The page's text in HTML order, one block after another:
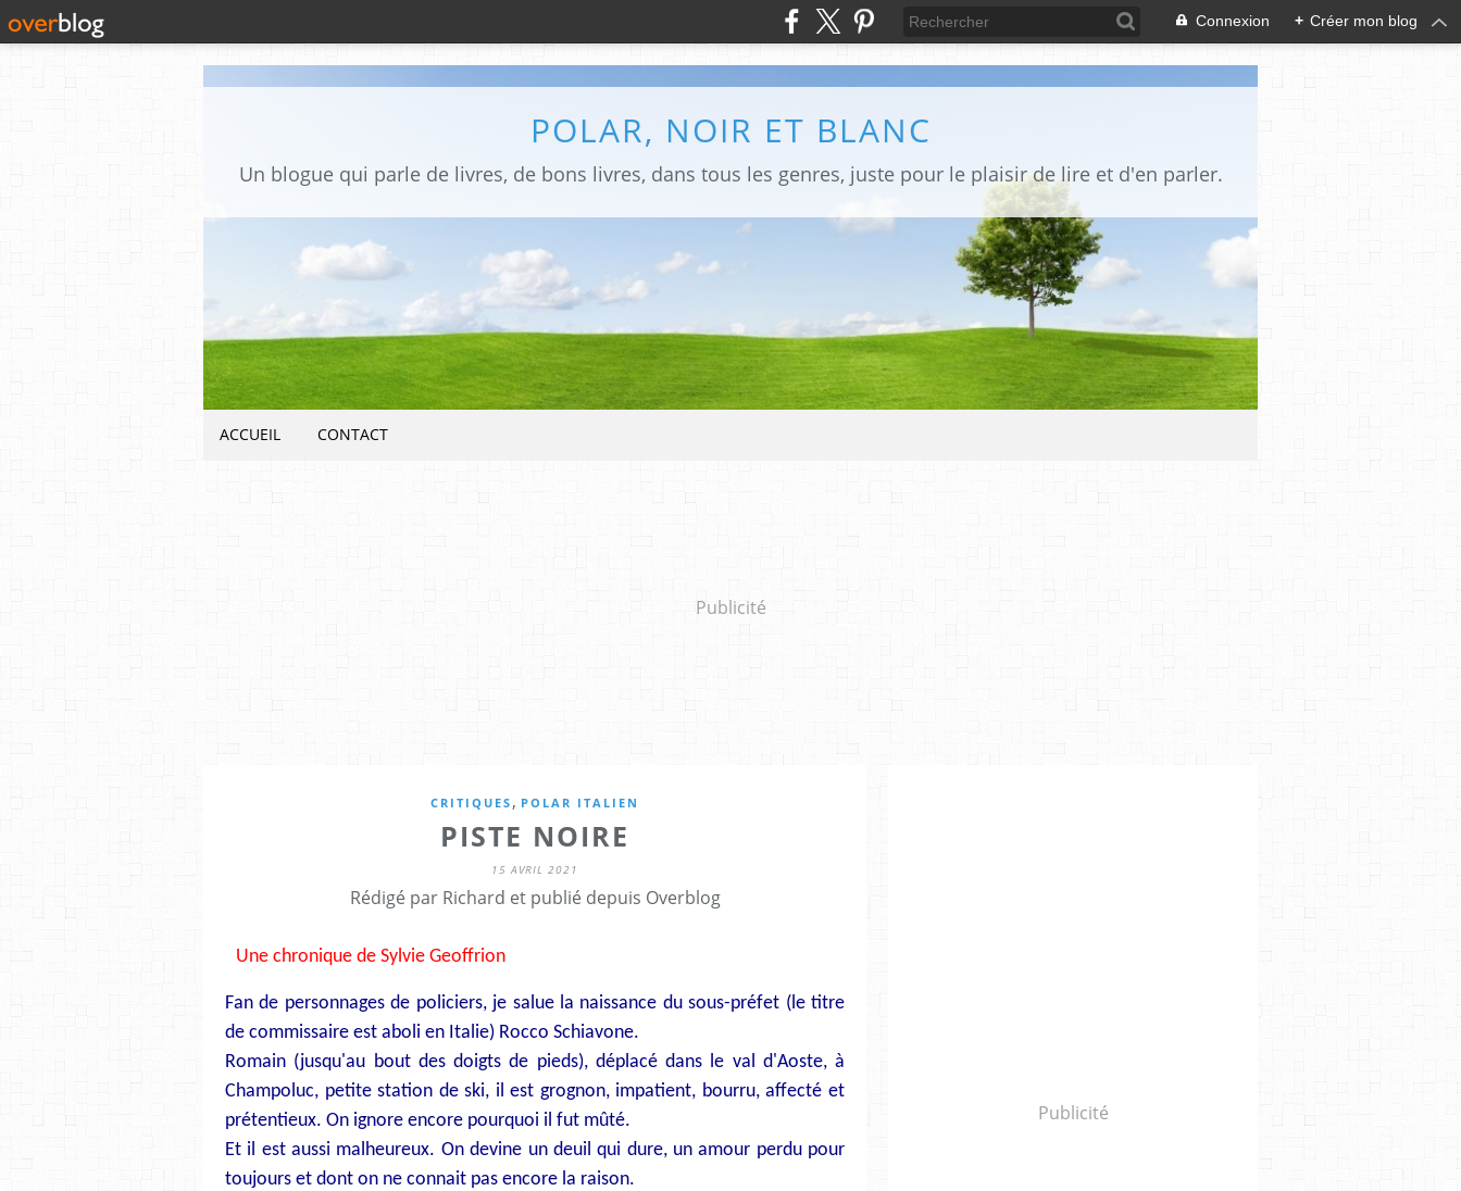
Connexion + Créer mon blog
POLAR, NOIR ET BLANC
Un blogue qui parle de livres, de bons livres, dans tous les genres, juste pour le plaisir de lire et d'en parler.
ACCUEIL CONTACT
Publicité
CRITIQUES , POLAR ITALIEN
PISTE NOIRE
15 AVRIL 2021
Rédigé par Richard et publié depuis Overblog
Une chronique de Sylvie Geoffrion
Fan de personnages de policiers, je salue la naissance du sous-préfet (le titre
de commissaire est aboli en Italie) Rocco Schiavone.
Romain (jusqu'au bout des doigts de pieds), déplacé dans le val d'Aoste, à
Champoluc, petite station de ski, il est grognon, impatient, bourru, affecté et
prétentieux. On ignore encore pourquoi il fut mûté.
Et il est aussi malheureux. On devine un deuil qui dure, un amour perdu pour
toujours et dont on ne connait pas encore la raison.
Publicité